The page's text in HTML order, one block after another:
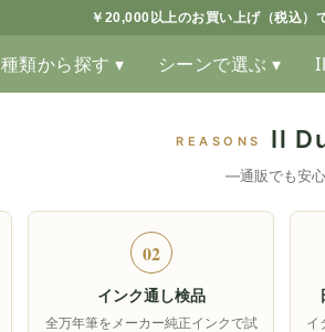
￥20,000以上のお買い上げ（税込）
種類から探す ▾ シーンで選ぶ ▾
REASONS Il
―通販でも安
02
インク通し検品
全万年筆をメーカー純正インクで試
イ